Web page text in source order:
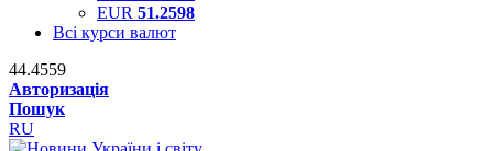
EUR 51.2598
Всі курси валют
44.4559
Авторизація
Пошук
RU